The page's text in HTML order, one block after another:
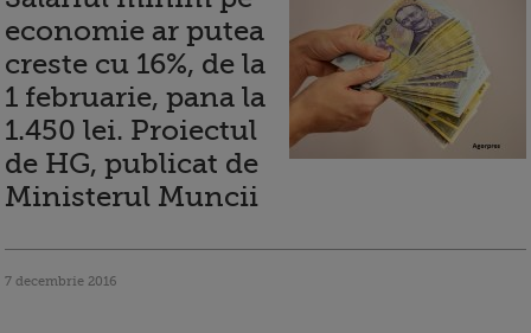
economie ar putea
creste cu 16%, de la
1 februarie, pana la
1.450 lei. Proiectul
de HG, publicat de
Ministerul Muncii
7 decembrie 2016